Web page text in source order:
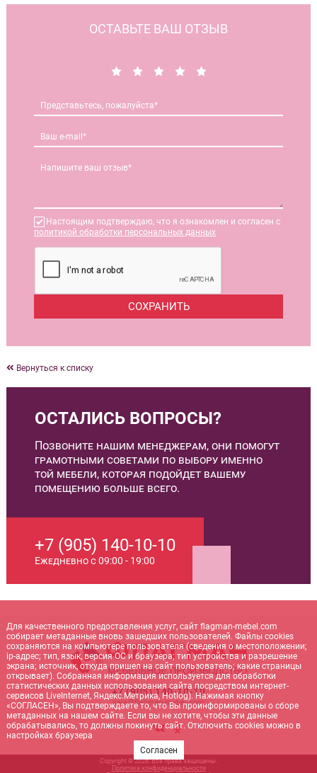
ОСТАВЬТЕ ВАШ ОТЗЫВ
Настоящим подтверждаю, что я ознакомлен и согласен с
политикой обработки персональных данных
Вернуться к списку
ОСТАЛИСЬ ВОПРОСЫ?
Позвоните нашим менеджерам, они помогут
грамотными советами по выбору именно
той мебели, которая подойдет вашему
помещению больше всего.
+7 (905) 140-10-10
Ежедневно с 09:00 - 19:00
+7 (905) 140-10-10
sale@flagman-mebel.com
Copyright © 2026. Все права защищены.
Политика конфиденциальности
Для качественного предоставления услуг, сайт flagman-mebel.com
собирает метаданные вновь зашедших пользователей. Файлы cookies
сохраняются на компьютере пользователя (сведения о местоположении;
ip-адрес; тип, язык, версия ОС и браузера; тип устройства и разрешение
экрана; источник, откуда пришел на сайт пользователь; какие страницы
открывает). Собранная информация используется для обработки
статистических данных использования сайта посредством интернет-
сервисов LiveInternet, Яндекс.Метрика, Hotlog). Нажимая кнопку
«СОГЛАСЕН», Вы подтверждаете то, что Вы проинформированы о сборе
метаданных на нашем сайте. Если вы не хотите, чтобы эти данные
обрабатывались, то должны покинуть сайт. Отключить cookies можно в
настройках браузера
Согласен